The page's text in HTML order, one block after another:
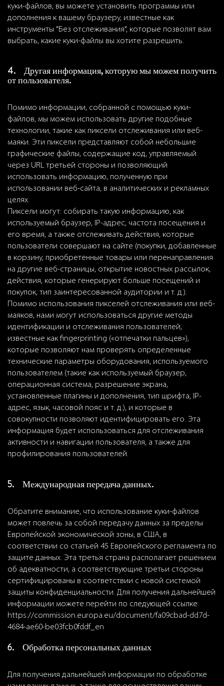
куки-файлов, вы можете установить программы или
дополнения к вашему браузеру, известные как
инструменты "Без отслеживания", которые позволят вам
выбрать, какие куки-файлы вы хотите разрешить.
4. Другая информация, которую мы можем получить
от пользователя.
Помимо информации, собранной с помощью куки-
файлов, мы можем использовать другие подобные
технологии, такие как пиксели отслеживания или веб-
маяки. Эти пиксели представляют собой небольшие
графические файлы, содержащие код, управляемый
через URL третьей стороны и позволяющий
использовать информацию, полученную при
использовании веб-сайта, в аналитических и рекламных
целях.
Пиксели могут: собирать такую информацию, как
используемый браузер, IP-адрес, частота посещения и
его время, а также отслеживать действия, которые
пользователи совершают на сайте (покупки, добавленные
в корзину, приобретенные товары или перенаправления
на другие веб-страницы, открытие новостных рассылок,
действия, которые генерируют больше посещений и
покупок, тип заинтересованной аудитории и т. д.).
Помимо использования пикселей отслеживания или веб-
маяков, нами могут использоваться другие методы
идентификации и отслеживания пользователей,
известные как fingerprinting («отпечатки пальцев»),
которые позволяют нам проверять определенные
технические параметры оборудования, используемого
пользователем (такие как используемый браузер,
операционная система, разрешение экрана,
установленные плагины и дополнения, тип шрифта, IP-
адрес, язык, часовой пояс и т. д.), и которые в
совокупности позволяют идентифицировать его. Эта
информация будет использоваться для отслеживания
активности и навигации пользователя, а также для
профилирования пользователей.
5. Международная передача данных.
Обратите внимание, что использование куки-файлов
может повлечь за собой передачу данных за пределы
Европейской экономической зоны, в США, в
соответствии со статьей 45 Европейского регламента по
защите данных. Эта третья страна располагает решением
об адекватности, а соответствующие третьи стороны
сертифицированы в соответствии с новой системой
защиты конфиденциальности. Для получения дальнейшей
информации можете перейти по следующей ссылке:
https://commission.europa.eu/document/fa09cbad-dd7d-
4684-ae60-be03fcb0fddf_en
6. Обработка персональных данных
Для получения дальнейшей информации по обработке